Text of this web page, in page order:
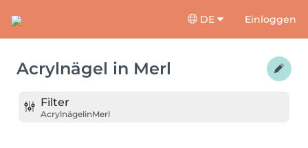
DE Einloggen
Acrylnägel in Merl
Filter
AcrylnägelinMerl